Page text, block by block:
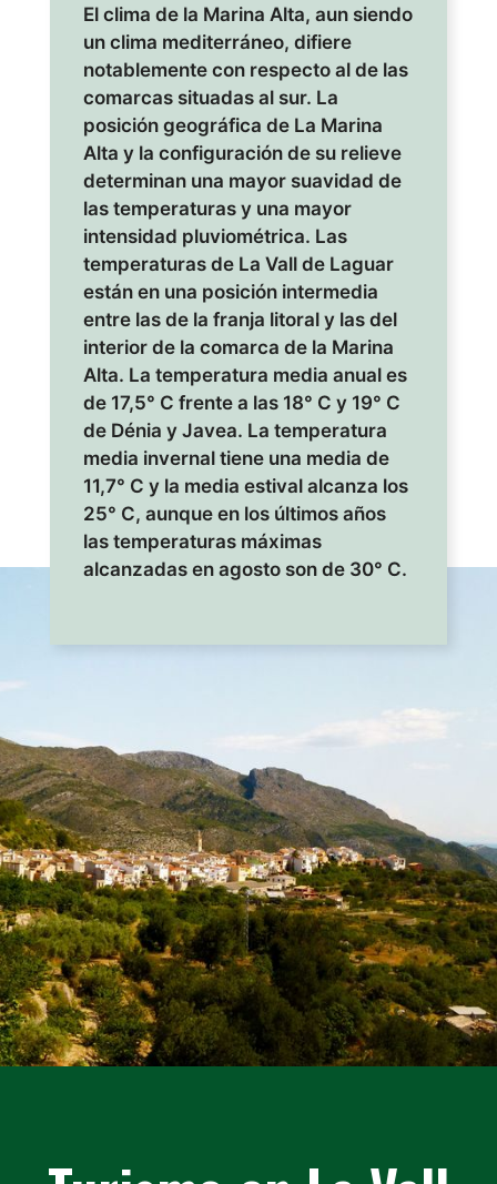
El clima de la Marina Alta, aun siendo
un clima mediterráneo, difiere
notablemente con respecto al de las
comarcas situadas al sur. La
posición geográfica de La Marina
Alta y la configuración de su relieve
determinan una mayor suavidad de
las temperaturas y una mayor
intensidad pluviométrica. Las
temperaturas de La Vall de Laguar
están en una posición intermedia
entre las de la franja litoral y las del
interior de la comarca de la Marina
Alta. La temperatura media anual es
de 17,5° C frente a las 18° C y 19° C
de Dénia y Javea. La temperatura
media invernal tiene una media de
11,7° C y la media estival alcanza los
25° C, aunque en los últimos años
las temperaturas máximas
alcanzadas en agosto son de 30° C.